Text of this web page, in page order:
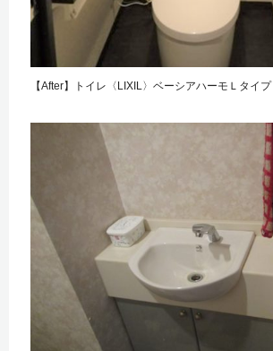
【After】トイレ〈LIXIL〉ベーシアハーモＬタイプ